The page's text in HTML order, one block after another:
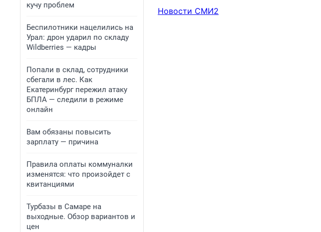
кучу проблем
Беспилотники нацелились на
Урал: дрон ударил по складу
Wildberries — кадры
Попали в склад, сотрудники
сбегали в лес. Как
Екатеринбург пережил атаку
БПЛА — следили в режиме
онлайн
Вам обязаны повысить
зарплату — причина
Правила оплаты коммуналки
изменятся: что произойдет с
квитанциями
Турбазы в Самаре на
выходные. Обзор вариантов и
цен
Новости СМИ2